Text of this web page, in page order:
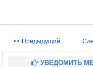
<< Предыдущий
УВЕДОМИТЬ